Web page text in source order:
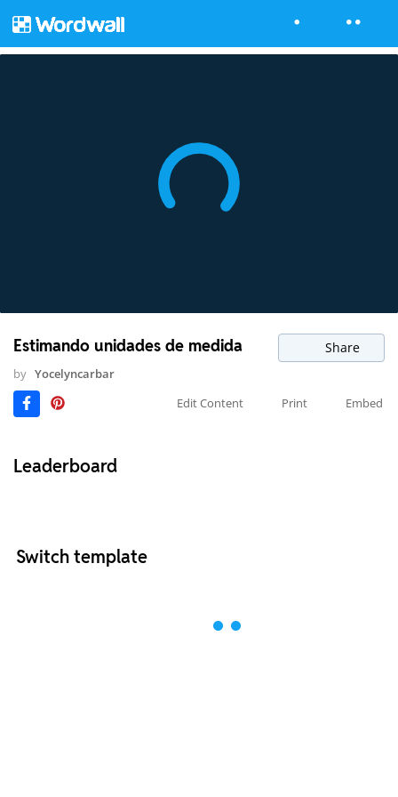
Estimando unidades de medida Share
by Yocelyncarbar
Edit Content
Print Embed
Leaderboard
Switch template